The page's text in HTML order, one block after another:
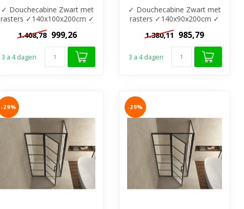
✓ Douchecabine Zwart met
rasters ✓140x100x200cm ✓
8mm helder glas ✓ Nano-
coating...
1.408,78 999,26
3 a 4 dagen
✓ Douchecabine Zwart met
rasters ✓140x90x200cm ✓
8mm helder glas ✓ Nano-
coating ...
1.380,11 985,79
3 a 4 dagen
-29% -29%